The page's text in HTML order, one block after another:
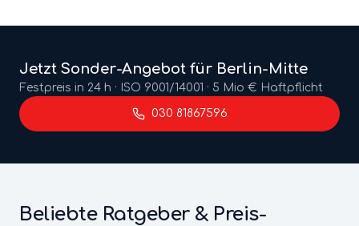
Jetzt Sonder-Angebot für Berlin-Mitte
Festpreis in 24 h · ISO 9001/14001 · 5 Mio € Haftpflicht
030 81867596
Beliebte Ratgeber & Preis-